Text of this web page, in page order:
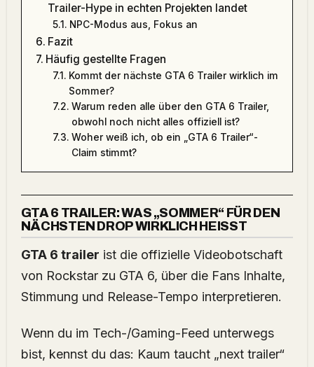
Trailer-Hype in echten Projekten landet
NPC-Modus aus, Fokus an
Fazit
Häufig gestellte Fragen
Kommt der nächste GTA 6 Trailer wirklich im
Sommer?
Warum reden alle über den GTA 6 Trailer,
obwohl noch nicht alles offiziell ist?
Woher weiß ich, ob ein „GTA 6 Trailer“-
Claim stimmt?
GTA 6 TRAILER: WAS „SOMMER“ FÜR DEN
NÄCHSTEN DROP WIRKLICH HEISST
GTA 6 trailer ist die offizielle Videobotschaft
von Rockstar zu GTA 6, über die Fans Inhalte,
Stimmung und Release-Tempo interpretieren.
Wenn du im Tech-/Gaming-Feed unterwegs
bist, kennst du das: Kaum taucht „next trailer“